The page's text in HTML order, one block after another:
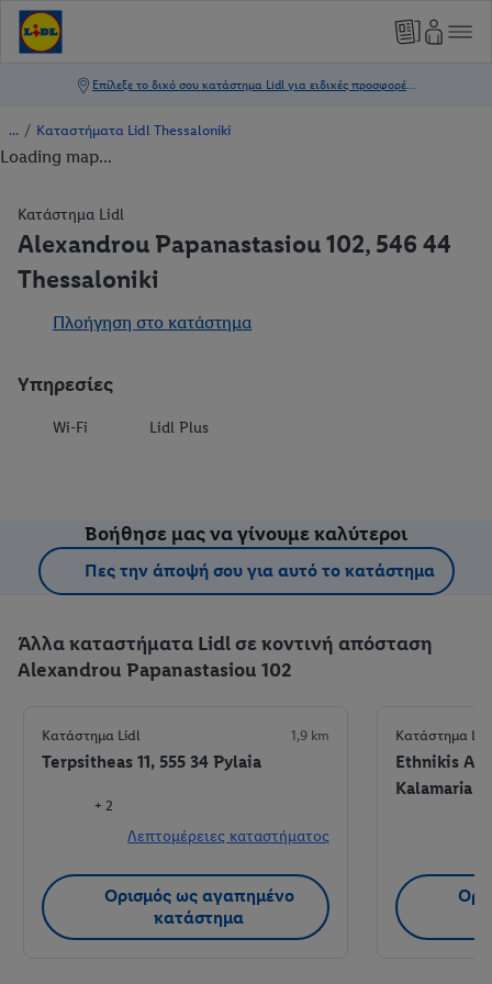
/ Καταστήματα Lidl Thessaloniki
Loading map...
Κατάστημα Lidl
Alexandrou Papanastasiou 102, 546 44
Thessaloniki
Πλοήγηση στο κατάστημα
Υπηρεσίες
Wi-Fi Lidl Plus
Βοήθησε μας να γίνουμε καλύτεροι
Πες την άποψή σου για αυτό το κατάστημα
Άλλα καταστήματα Lidl σε κοντινή απόσταση
Alexandrou Papanastasiou 102
Κατάστημα Lidl 1,9 km
Terpsitheas 11, 555 34 Pylaia
+ 2
Λεπτομέρειες καταστήματος
Ορισμός ως αγαπημένο
κατάστημα
Κατάστημα
Ethnikis
Kalamaria